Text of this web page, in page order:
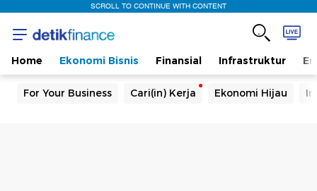
SCROLL TO CONTINUE WITH CONTENT
Home Ekonomi Bisnis Finansial Infrastruktur
For Your Business Cari(in) Kerja Ekonomi Hijau